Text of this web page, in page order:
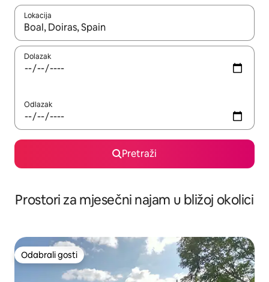
Lokacija
Kada budu dostupni rezultati, moći ćete ih pregledati
Dolazak
Odlazak
Pretraži
Prostori za mjesečni najam u bližoj okolici
Odabrali gosti
Odabrali gosti